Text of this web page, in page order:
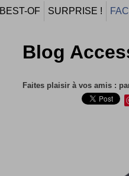
BEST-OF SURPRISE !
Blog
Faites plaisir à vos amis :